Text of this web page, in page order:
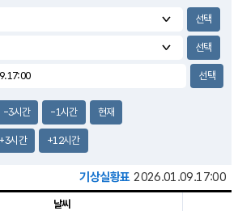
1.3m/s
-3시간 -1시간 현재
+3시간 +12시간
기상실황표 2026.01.09.17:00
날씨